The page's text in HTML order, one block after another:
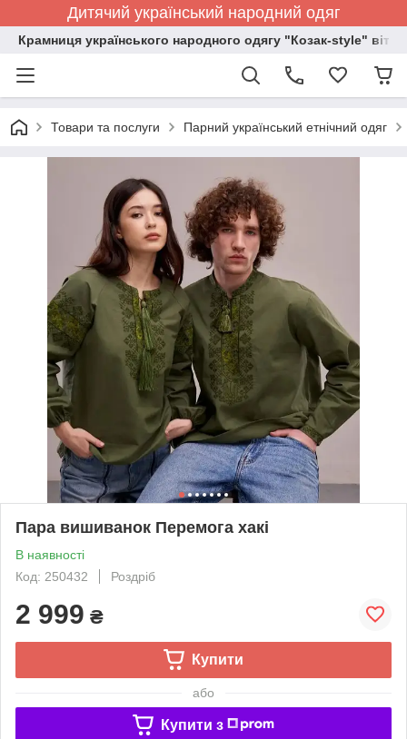
Дитячий український народний одяг
Крамниця українського народного одягу "Козак-style"
Товари та послуги Парний український етнічний одяг
Пара вишиванок Перемога хакі
В наявності
Код: 250432
Роздріб
2 999 ₴
Купити
або
Купити з